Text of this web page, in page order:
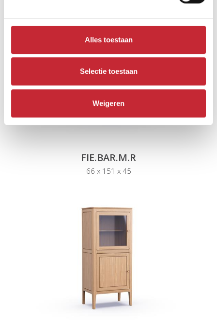
Alles toestaan
Selectie toestaan
Weigeren
FIE.BAR.M.R
66 x 151 x 45